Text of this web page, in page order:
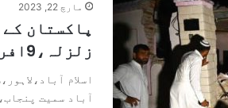
مارچ 22, 2023
پاکستان کے
زلزلہ،9افراد جاں بحق،سیکڑوں زخمی
اسلام
آباد سمیت